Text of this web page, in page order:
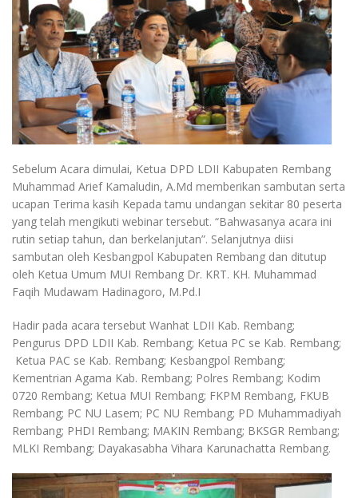
Sebelum Acara dimulai, Ketua DPD LDII Kabupaten Rembang
Muhammad Arief Kamaludin, A.Md memberikan sambutan serta
ucapan Terima kasih Kepada tamu undangan sekitar 80 peserta
yang telah mengikuti webinar tersebut. “Bahwasanya acara ini
rutin setiap tahun, dan berkelanjutan”. Selanjutnya diisi
sambutan oleh Kesbangpol Kabupaten Rembang dan ditutup
oleh Ketua Umum MUI Rembang Dr. KRT. KH. Muhammad
Faqih Mudawam Hadinagoro, M.Pd.I
Hadir pada acara tersebut Wanhat LDII Kab. Rembang;
Pengurus DPD LDII Kab. Rembang; Ketua PC se Kab. Rembang;
Ketua PAC se Kab. Rembang; Kesbangpol Rembang;
Kementrian Agama Kab. Rembang; Polres Rembang; Kodim
0720 Rembang; Ketua MUI Rembang; FKPM Rembang, FKUB
Rembang; PC NU Lasem; PC NU Rembang; PD Muhammadiyah
Rembang; PHDI Rembang; MAKIN Rembang; BKSGR Rembang;
MLKI Rembang; Dayakasabha Vihara Karunachatta Rembang.